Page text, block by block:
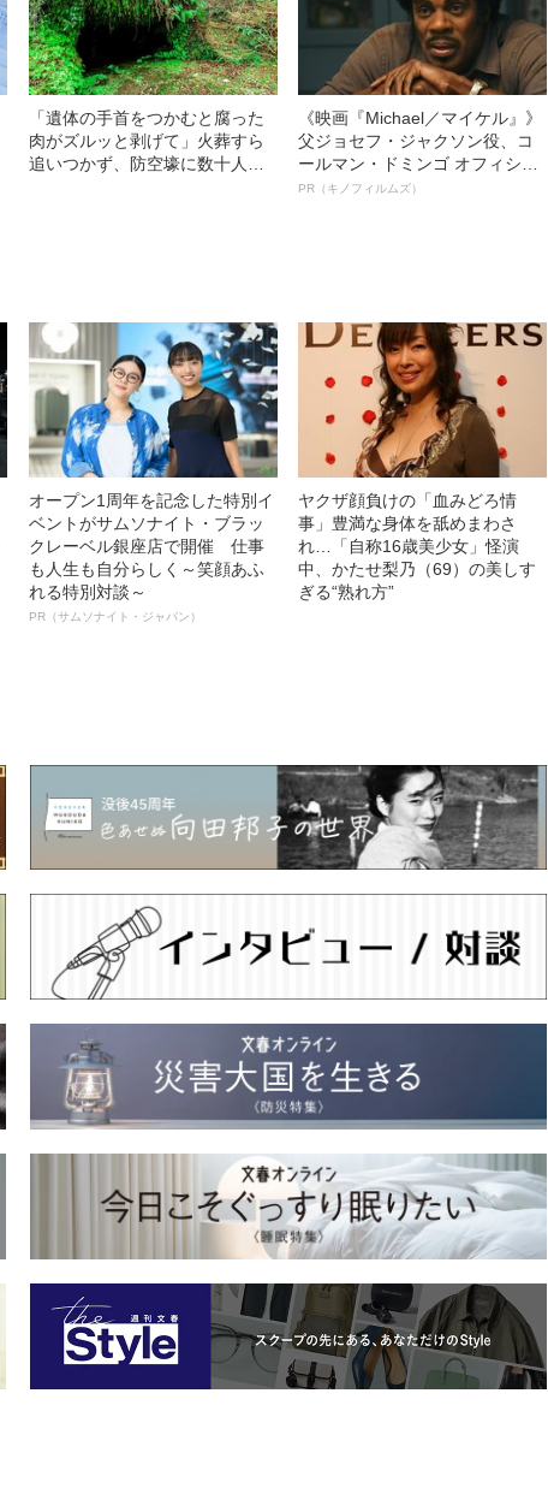
「遺体の手首をつかむと腐った
肉がズルッと剥げて」火葬すら
追いつかず、防空壕に数十人
《映画『Michael／マイケル』》
父ジョセフ・ジャクソン役、コ
ールマン・ドミンゴ オフィシャ
ルインタビュー“観客を魅了した
PR（キノフィルムズ）
オープン1周年を記念した特別イ
ベントがサムソナイト・ブラッ
クレーベル銀座店で開催 仕事
も人生も自分らしく～笑顔あふ
れる特別対談～
PR（サムソナイト・ジャパン）
ヤクザ顔負けの「血みどろ情
事」豊満な身体を舐めまわさ
れ…「自称16歳美少女」怪演
中、かたせ梨乃（69）の美しす
ぎる“熟れ方”